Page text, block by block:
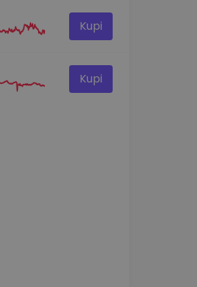
Kupi
Kupi